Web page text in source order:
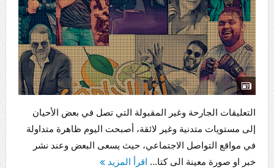
التعليقات الجارحة وغير المقبولة التي تصل في بعض الأحيان
إلى مستويات متدنية وغير لائقة، أصبحت اليوم ظاهرة متداولة
في مواقع التواصل الاجتماعي، حيث يسعى البعض وعند نشر
خبر او صورة معينة الى كتا... اقرأ المزيد